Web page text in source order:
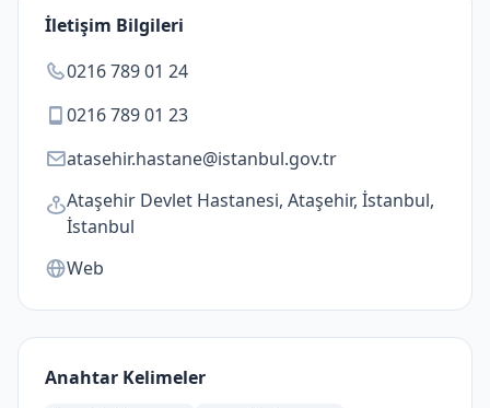
İletişim Bilgileri
0216 789 01 24
0216 789 01 23
atasehir.hastane@istanbul.gov.tr
Ataşehir Devlet Hastanesi, Ataşehir, İstanbul,
İstanbul
Web
Anahtar Kelimeler